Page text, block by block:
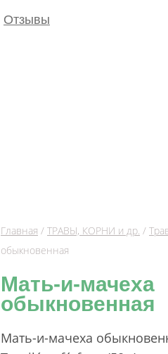
Отзывы
Главная / ТРАВЫ, КОРНИ и др. /
обыкновенная
Мать-и-мачеха
обыкновенная
Мать-и-мачеха